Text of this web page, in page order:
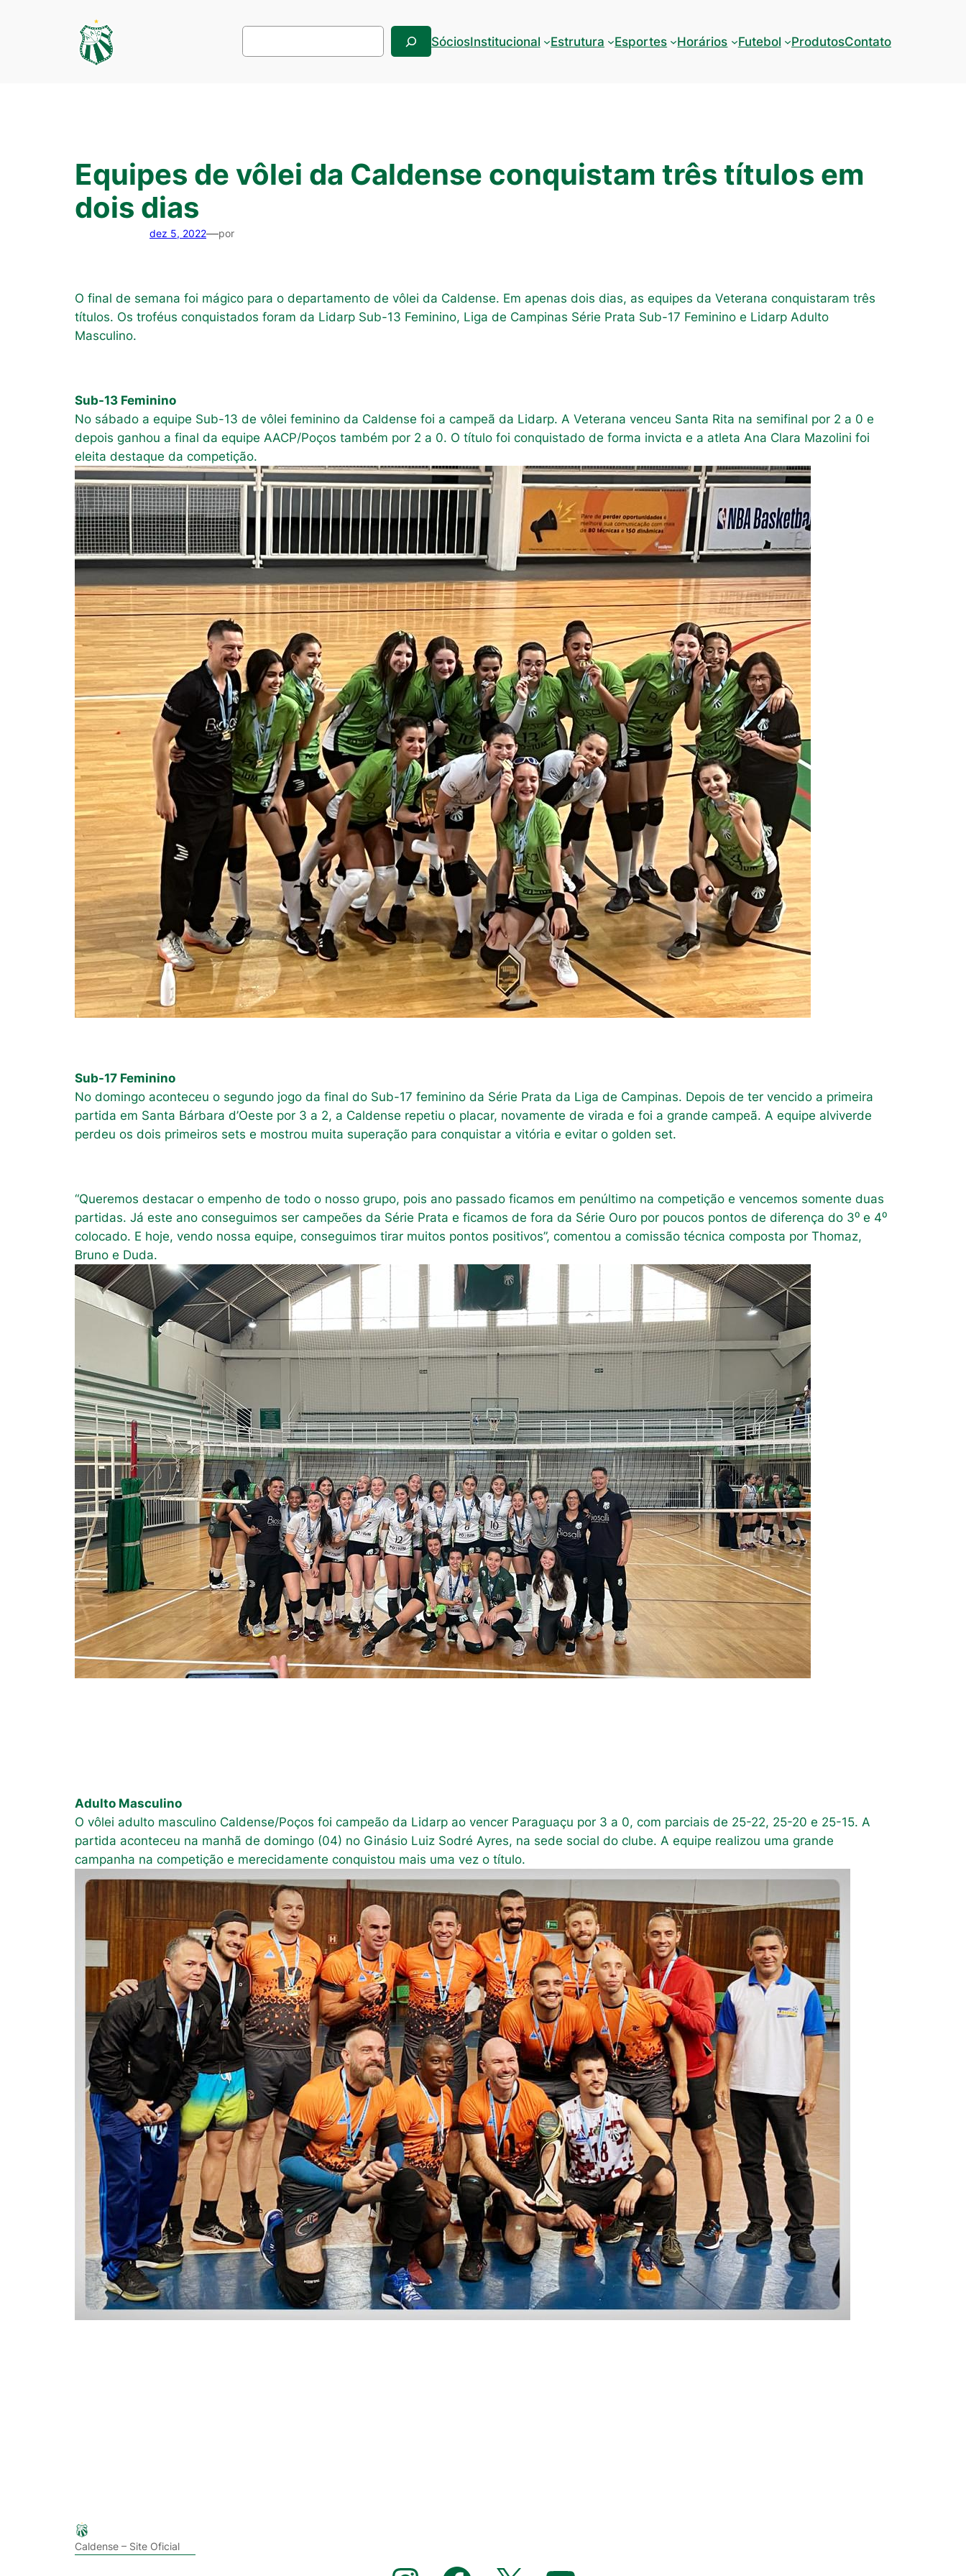
Pesquisar
SóciosInstitucional Estrutura Esportes Horários Futebol ProdutosContato
Equipes de vôlei da Caldense conquistam três títulos em
dois dias
dez 5, 2022—por
O final de semana foi mágico para o departamento de vôlei da Caldense. Em apenas dois dias, as equipes da Veterana conquistaram três
títulos. Os troféus conquistados foram da Lidarp Sub-13 Feminino, Liga de Campinas Série Prata Sub-17 Feminino e Lidarp Adulto
Masculino.
Sub-13 Feminino
No sábado a equipe Sub-13 de vôlei feminino da Caldense foi a campeã da Lidarp. A Veterana venceu Santa Rita na semifinal por 2 a 0 e
depois ganhou a final da equipe AACP/Poços também por 2 a 0. O título foi conquistado de forma invicta e a atleta Ana Clara Mazolini foi
eleita destaque da competição.
Sub-17 Feminino
No domingo aconteceu o segundo jogo da final do Sub-17 feminino da Série Prata da Liga de Campinas. Depois de ter vencido a primeira
partida em Santa Bárbara d’Oeste por 3 a 2, a Caldense repetiu o placar, novamente de virada e foi a grande campeã. A equipe alviverde
perdeu os dois primeiros sets e mostrou muita superação para conquistar a vitória e evitar o golden set.
“Queremos destacar o empenho de todo o nosso grupo, pois ano passado ficamos em penúltimo na competição e vencemos somente duas
partidas. Já este ano conseguimos ser campeões da Série Prata e ficamos de fora da Série Ouro por poucos pontos de diferença do 3⁰ e 4⁰
colocado. E hoje, vendo nossa equipe, conseguimos tirar muitos pontos positivos”, comentou a comissão técnica composta por Thomaz,
Bruno e Duda.
Adulto Masculino
O vôlei adulto masculino Caldense/Poços foi campeão da Lidarp ao vencer Paraguaçu por 3 a 0, com parciais de 25-22, 25-20 e 25-15. A
partida aconteceu na manhã de domingo (04) no Ginásio Luiz Sodré Ayres, na sede social do clube. A equipe realizou uma grande
campanha na competição e merecidamente conquistou mais uma vez o título.
Caldense – Site Oficial